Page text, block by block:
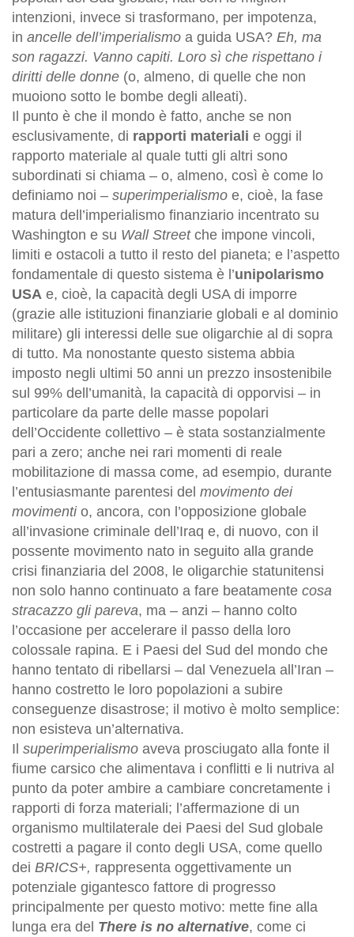
intenzioni, invece si trasformano, per impotenza,
in ancelle dell’imperialismo a guida USA? Eh, ma
son ragazzi. Vanno capiti. Loro sì che rispettano i
diritti delle donne (o, almeno, di quelle che non
muoiono sotto le bombe degli alleati).
Il punto è che il mondo è fatto, anche se non
esclusivamente, di rapporti materiali e oggi il
rapporto materiale al quale tutti gli altri sono
subordinati si chiama – o, almeno, così è come lo
definiamo noi – superimperialismo e, cioè, la fase
matura dell’imperialismo finanziario incentrato su
Washington e su Wall Streetche impone vincoli,
limiti e ostacoli a tutto il resto del pianeta; e l’aspetto
fondamentale di questo sistema è l’unipolarismo
USA e, cioè, la capacità degli USA di imporre
(grazie alle istituzioni finanziarie globali e al dominio
militare) gli interessi delle sue oligarchie al di sopra
di tutto. Ma nonostante questo sistema abbia
imposto negli ultimi 50 anni un prezzo insostenibile
sul 99% dell’umanità, la capacità di opporvisi – in
particolare da parte delle masse popolari
dell’Occidente collettivo – è stata sostanzialmente
pari a zero; anche nei rari momenti di reale
mobilitazione di massa come, ad esempio, durante
l’entusiasmante parentesi del movimento dei
movimentio, ancora, con l’opposizione globale
all’invasione criminale dell’Iraq e, di nuovo, con il
possente movimento nato in seguito alla grande
crisi finanziaria del 2008, le oligarchie statunitensi
non solo hanno continuato a fare beatamente cosa
stracazzo gli pareva, ma – anzi – hanno colto
l’occasione per accelerare il passo della loro
colossale rapina. E i Paesi del Sud del mondo che
hanno tentato di ribellarsi – dal Venezuela all’Iran –
hanno costretto le loro popolazioni a subire
conseguenze disastrose; il motivo è molto semplice:
non esisteva un’alternativa.
Il superimperialismo aveva prosciugato alla fonte il
fiume carsico che alimentava i conflitti e li nutriva al
punto da poter ambire a cambiare concretamente i
rapporti di forza materiali; l’affermazione di un
organismo multilaterale dei Paesi del Sud globale
costretti a pagare il conto degli USA, come quello
dei BRICS+, rappresenta oggettivamente un
potenziale gigantesco fattore di progresso
principalmente per questo motivo: mette fine alla
lunga era del There is no alternative, come ci